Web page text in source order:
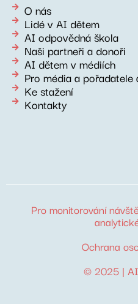
O nás
Lidé v AI dětem
AI odpovědná škola
Naši partneři a donoři
AI dětem v médiích
Pro média a pořadatele
Ke stažení
Kontakty
Pro monitorování
Ochrana
© 2025 |